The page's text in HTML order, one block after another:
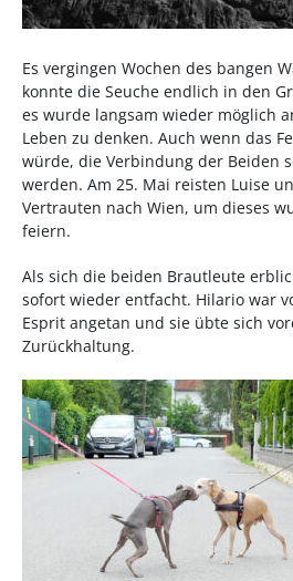
Es vergingen Wochen des bangen
konnte die Seuche endlich in den
es wurde langsam wieder möglich
Leben zu denken. Auch wenn das
würde, die Verbindung der Beiden
werden. Am 25. Mai reisten Luise
Vertrauten nach Wien, um dieses
feiern.
Als sich die beiden Brautleute
sofort wieder entfacht. Hilario war
Esprit angetan und sie übte sich
Zurückhaltung.